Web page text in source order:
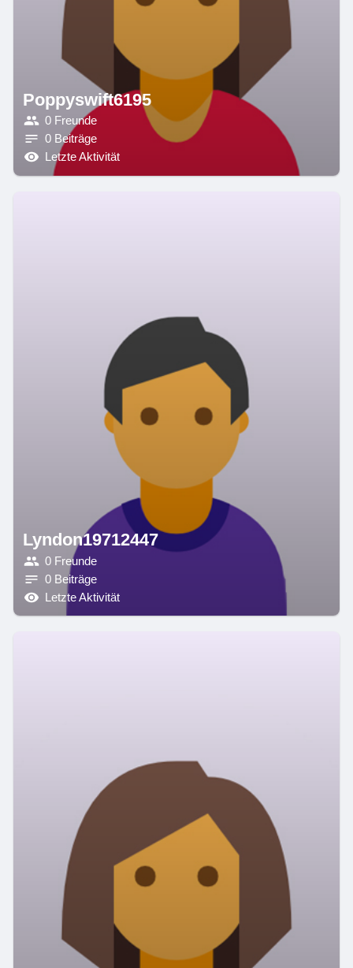
Poppyswift6195
0 Freunde
0 Beiträge
Letzte Aktivität
Lyndon19712447
0 Freunde
0 Beiträge
Letzte Aktivität